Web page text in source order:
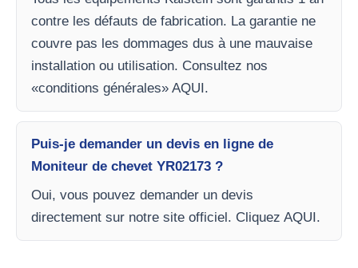
contre les défauts de fabrication. La garantie ne
couvre pas les dommages dus à une mauvaise
installation ou utilisation. Consultez nos
«conditions générales» AQUI.
Puis-je demander un devis en ligne de
Moniteur de chevet YR02173 ?
Oui, vous pouvez demander un devis
directement sur notre site officiel. Cliquez AQUI.